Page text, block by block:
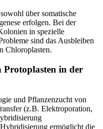
über somatische
erfolgen. Bei der
in spezielle
sind das Ausbleiben
Chloroplasten.
Protoplasten in der
und Pflanzenzucht von
(z.B. Elektroporation,
ermöglicht die